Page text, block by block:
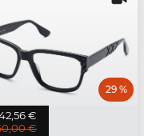
€
€
29 %